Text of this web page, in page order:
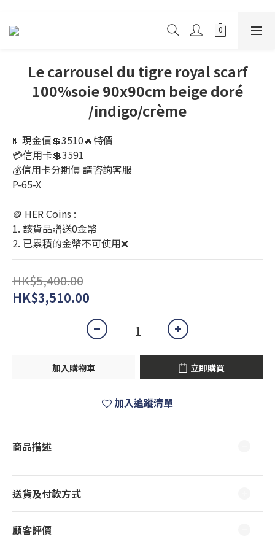
Le carrousel du tigre royal scarf
100%soie 90x90cm beige doré
/indigo/crème
💵現金價💲3510🔥特價
💳信用卡💲3591
💰信用卡分期價 請咨詢客服
P-65-X
🪙 HER Coins :
1. 該貨品贈送0金幣
2. 已累積的金幣不可使用❌
HK$5,400.00
HK$3,510.00
加入購物車 立即購買
加入追蹤清單
商品描述
送貨及付款方式
顧客評價